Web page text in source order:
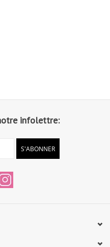
infolettre:
S'ABONNER